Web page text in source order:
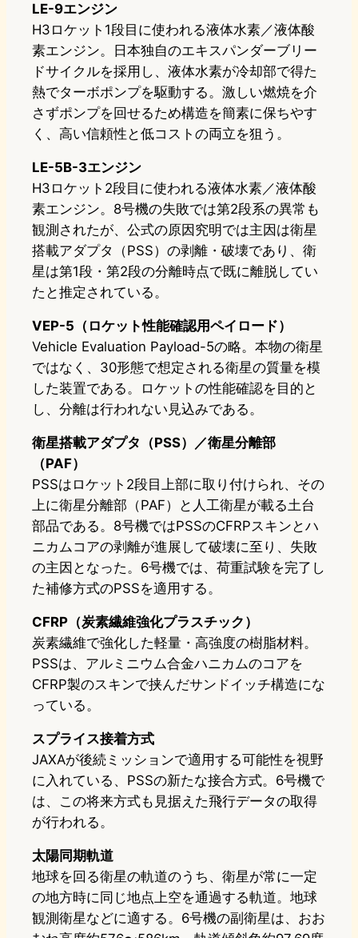
LE-9エンジン
H3ロケット1段目に使われる液体水素／液体酸
素エンジン。日本独自のエキスパンダーブリー
ドサイクルを採用し、液体水素が冷却部で得た
熱でターボポンプを駆動する。激しい燃焼を介
さずポンプを回せるため構造を簡素に保ちやす
く、高い信頼性と低コストの両立を狙う。
LE-5B-3エンジン
H3ロケット2段目に使われる液体水素／液体酸
素エンジン。8号機の失敗では第2段系の異常も
観測されたが、公式の原因究明では主因は衛星
搭載アダプタ（PSS）の剥離・破壊であり、衛
星は第1段・第2段の分離時点で既に離脱してい
たと推定されている。
VEP-5（ロケット性能確認用ペイロード）
Vehicle Evaluation Payload-5の略。本物の衛星
ではなく、30形態で想定される衛星の質量を模
した装置である。ロケットの性能確認を目的と
し、分離は行われない見込みである。
衛星搭載アダプタ（PSS）／衛星分離部
（PAF）
PSSはロケット2段目上部に取り付けられ、その
上に衛星分離部（PAF）と人工衛星が載る土台
部品である。8号機ではPSSのCFRPスキンとハ
ニカムコアの剥離が進展して破壊に至り、失敗
の主因となった。6号機では、荷重試験を完了し
た補修方式のPSSを適用する。
CFRP（炭素繊維強化プラスチック）
炭素繊維で強化した軽量・高強度の樹脂材料。
PSSは、アルミニウム合金ハニカムのコアを
CFRP製のスキンで挟んだサンドイッチ構造にな
っている。
スプライス接着方式
JAXAが後続ミッションで適用する可能性を視野
に入れている、PSSの新たな接合方式。6号機で
は、この将来方式も見据えた飛行データの取得
が行われる。
太陽同期軌道
地球を回る衛星の軌道のうち、衛星が常に一定
の地方時に同じ地点上空を通過する軌道。地球
観測衛星などに適する。6号機の副衛星は、おお